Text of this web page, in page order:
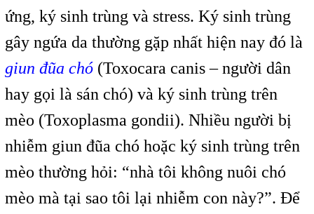
ứng, ký sinh trùng và stress. Ký sinh trùng
gây ngứa da thường gặp nhất hiện nay đó là
giun đũa chó(Toxocara canis – người dân
hay gọi là sán chó) và ký sinh trùng trên
mèo (Toxoplasma gondii). Nhiều người bị
nhiễm giun đũa chó hoặc ký sinh trùng trên
mèo thường hỏi: “nhà tôi không nuôi chó
mèo mà tại sao tôi lại nhiễm con này?”. Để